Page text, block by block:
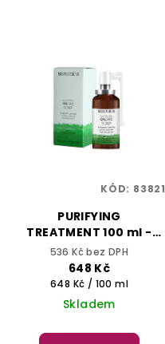
PURIFYING
TREATMENT 100 ml -
ONCARE SCALP -
SELECTIVE
PROFESSIONAL
536 Kč bez DPH
648 Kč
Měrná
cena:
648 Kč / 100 ml
Skladem
KÓD: 83821